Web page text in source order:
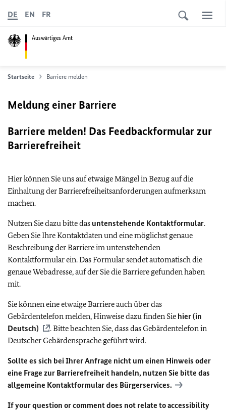
Auswärtiges Amt
DE EN FR
Startseite Barriere melden
Meldung einer Barriere
Barriere melden! Das Feedbackformular zur
Barrierefreiheit
Hier können Sie uns auf etwaige Mängel in Bezug auf die
Einhaltung der Barrierefreiheitsanforderungen aufmerksam
machen.
Nutzen Sie dazu bitte das untenstehende Kontaktformular.
Geben Sie Ihre Kontaktdaten und eine möglichst genaue
Beschreibung der Barriere im untenstehenden
Kontaktformular ein. Das Formular sendet automatisch die
genaue Webadresse, auf der Sie die Barriere gefunden haben
mit.
Sie können eine etwaige Barriere auch über das
Gebärdentelefon melden, Hinweise dazu finden Sie hier (in
Deutsch)
. Bitte beachten Sie, dass das Gebärdentelefon in
Deutscher Gebärdensprache geführt wird.
Sollte es sich bei Ihrer Anfrage nicht um einen Hinweis oder
eine Frage zur Barrierefreiheit handeln, nutzen Sie bitte das
allgemeine Kontaktformular des Bürgerservices.
If your question or comment does not relate to accessibility